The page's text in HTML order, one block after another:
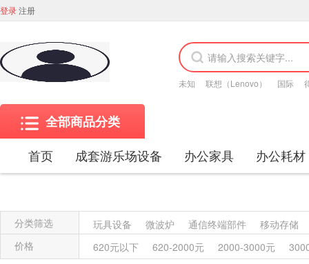
登录注册
未知 联想（Lenovo） 国际
全部商品分类
首页
成套游乐场设备 办公家具 办公耗材
分类筛选 玩具设备 微波炉 通信终端部件
移动存储
金属质屏风类
木质屏风类 其他材质架类
保险柜
木质柜类 其他沙发类 藤沙发类
价格 620元以下 620-2000元 2000-3000元